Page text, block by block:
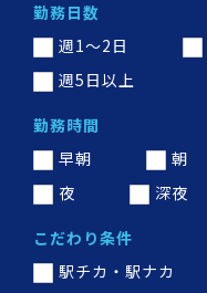
勤務日数
週1～2日
週5日以上
勤務時間
早朝
朝
夜
深夜
こだわり条件
駅チカ・駅ナカ